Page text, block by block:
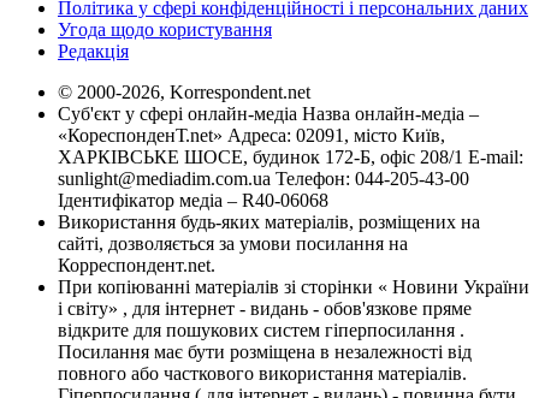
Політика у сфері конфіденційності і персональних даних
Угода щодо користування
Редакція
© 2000-2026, Korrespondent.net
Суб'єкт у сфері онлайн-медіа Назва онлайн-медіа –
«КореспонденТ.net» Адреса: 02091, місто Київ,
ХАРКІВСЬКЕ ШОСЕ, будинок 172-Б, офіс 208/1 E-mail:
sunlight@mediadim.com.ua Телефон: 044-205-43-00
Ідентифікатор медіа – R40-06068
Використання будь-яких матеріалів, розміщених на
сайті, дозволяється за умови посилання на
Корреспондент.net.
При копіюванні матеріалів зі сторінки « Новини України
і світу» , для інтернет - видань - обов'язкове пряме
відкрите для пошукових систем гіперпосилання .
Посилання має бути розміщена в незалежності від
повного або часткового використання матеріалів.